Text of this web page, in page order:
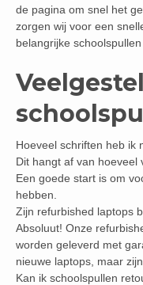
de pagina om snel het
zorgen wij voor een
belangrijke schoolspullen
Hoeveel schriften heb ik
Dit hangt af van hoeveel
Een goede start is om
hebben.
Zijn refurbished laptops
Absoluut! Onze
worden geleverd met
nieuwe laptops, maar
Kan ik schoolspullen